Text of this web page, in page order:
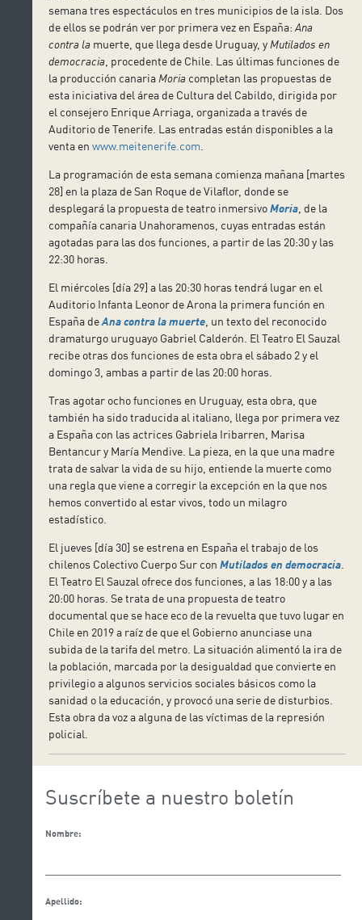
semana tres espectáculos en tres municipios de la isla. Dos
de ellos se podrán ver por primera vez en España:Ana
contra la muerte, que llega desde Uruguay, y Mutilados en
democracia , procedente de Chile. Las últimas funciones de
la producción canaria Moria completan las propuestas de
esta iniciativa del área de Cultura del Cabildo, dirigida por
el consejero Enrique Arriaga, organizada a través de
Auditorio de Tenerife. Las entradas están disponibles a la
venta enwww.meitenerife.com
La programación de esta semana comienza mañana [martes
28] en la plaza de San Roque de Vilaflor, donde se
desplegará la propuesta de teatro inmersivoMoria , de la
compañía canaria Unahoramenos, cuyas entradas están
agotadas para las dos funciones, a partir de las 20:30 y las
22:30 horas.
El miércoles [día 29] a las 20:30 horas tendrá lugar en el
Auditorio Infanta Leonor de Arona la primera función en
España deAna contra la muerte , un texto del reconocido
dramaturgo uruguayo Gabriel Calderón. El Teatro El Sauzal
recibe otras dos funciones de esta obra el sábado 2 y el
domingo 3, ambas a partir de las 20:00 horas.
Tras agotar ocho funciones en Uruguay, esta obra, que
también ha sido traducida al italiano, llega por primera vez
a España con las actrices Gabriela Iribarren, Marisa
Bentancur y María Mendive. La pieza, en la que una madre
trata de salvar la vida de su hijo, entiende la muerte como
una regla que viene a corregir la excepción en la que nos
hemos convertido al estar vivos, todo un milagro
estadístico.
El jueves [día 30] se estrena en España el trabajo de los
chilenos Colectivo Cuerpo Sur conMutilados en democracia
El Teatro El Sauzal ofrece dos funciones, a las 18:00 y a las
20:00 horas. Se trata de una propuesta de teatro
documental que se hace eco de la revuelta que tuvo lugar en
Chile en 2019 a raíz de que el Gobierno anunciase una
subida de la tarifa del metro. La situación alimentó la ira de
la población, marcada por la desigualdad que convierte en
privilegio a algunos servicios sociales básicos como la
sanidad o la educación, y provocó una serie de disturbios.
Esta obra da voz a alguna de las víctimas de la represión
policial.
Suscríbete a nuestro boletín
Nombre:
Apellido: